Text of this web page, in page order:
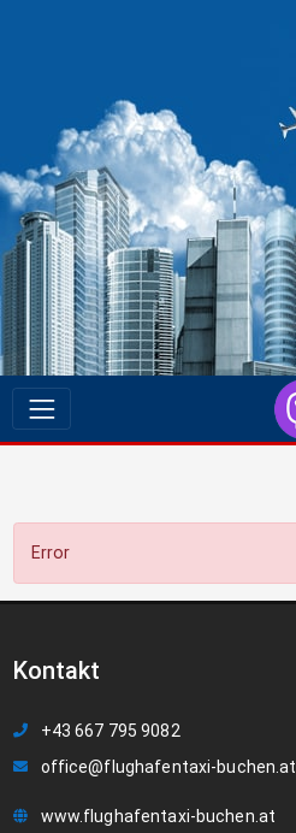
Error
Kontakt
+43 667 795 9082
office@flughafentaxi-buchen.at
www.flughafentaxi-buchen.at